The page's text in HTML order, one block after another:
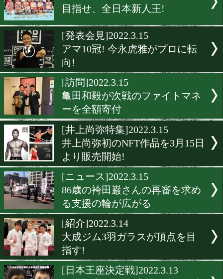
[試合決定]2022.3.22
激戦必至! 伊佐春輔vs森且
決定!
川崎新田ジムが「かわさき
ーツアンバサダー」
[新人王トーナメント
目指せ、全日本新人王!
[発表会見]2022.3.15
アマ10冠! 今永虎雅がプロ
向!
[訪問]2022.3.15
亀田和毅が次戦のファイト
ーを全額寄付